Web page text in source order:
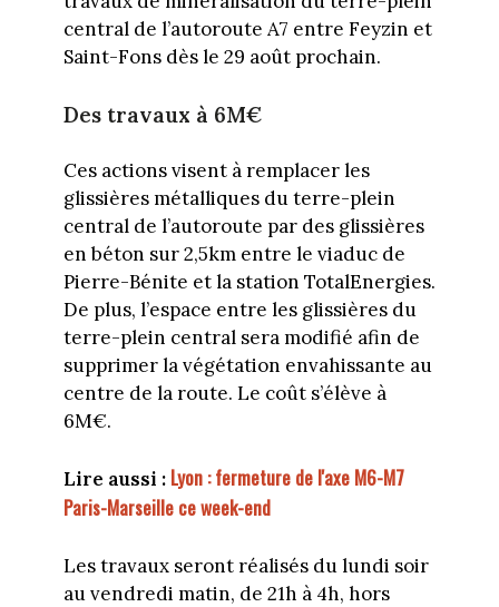
central de l’autoroute A7 entre Feyzin et
Saint-Fons dès le 29 août prochain.
Des travaux à 6M€
Ces actions visent à remplacer les
glissières métalliques du terre-plein
central de l’autoroute par des glissières
en béton sur 2,5km entre le viaduc de
Pierre-Bénite et la station TotalEnergies.
De plus, l’espace entre les glissières du
terre-plein central sera modifié afin de
supprimer la végétation envahissante au
centre de la route. Le coût s’élève à
6M€.
Lire aussi :Lyon : fermeture de l'axe M6-M7
Paris-Marseille ce week-end
Les travaux seront réalisés du lundi soir
au vendredi matin, de 21h à 4h, hors